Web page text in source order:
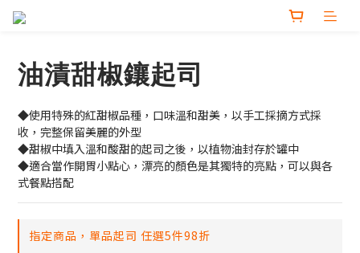
油漬甜椒鑲起司
◆使用特殊的紅甜椒品種，口味溫和甜美，以手工採摘方式採
收，完整保留美麗的外型
◆甜椒中填入溫和酸甜的起司之後，以植物油封存於罐中
◆適合當作開胃小點心，漂亮的顏色是其獨特的亮點，可以與各
式餐點搭配
指定商品，單品起司 任選5件98折